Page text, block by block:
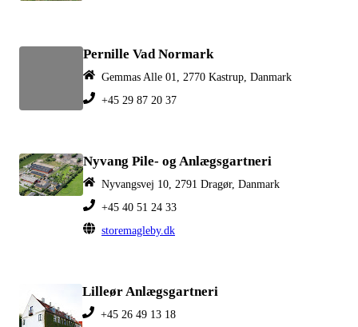
Pernille Vad Normark
Gemmas Alle 01, 2770 Kastrup, Danmark
+45 29 87 20 37
Nyvang Pile- og Anlægsgartneri
Nyvangsvej 10, 2791 Dragør, Danmark
+45 40 51 24 33
storemagleby.dk
Lilleør Anlægsgartneri
+45 26 49 13 18